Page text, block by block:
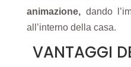
animazione,dando
all’interno della casa.
VANTAGGI